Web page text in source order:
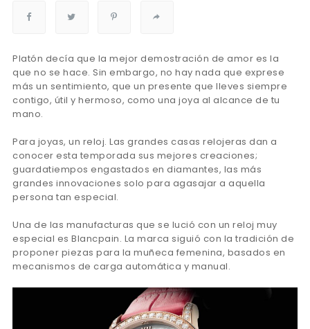
Platón decía que la mejor demostración de amor es la
que no se hace. Sin embargo, no hay nada que exprese
más un sentimiento, que un presente que lleves siempre
contigo, útil y hermoso, como una joya al alcance de tu
mano.
Para joyas, un reloj. Las grandes casas relojeras dan a
conocer esta temporada sus mejores creaciones;
guardatiempos engastados en diamantes, las más
grandes innovaciones solo para agasajar a aquella
persona tan especial.
Una de las manufacturas que se lució con un reloj muy
especial es Blancpain. La marca siguió con la tradición de
proponer piezas para la muñeca femenina, basados en
mecanismos de carga automática y manual.